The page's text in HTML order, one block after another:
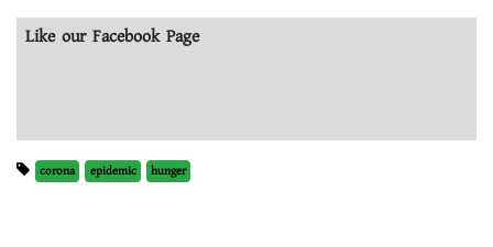
Like our Facebook Page
corona epidemic hunger